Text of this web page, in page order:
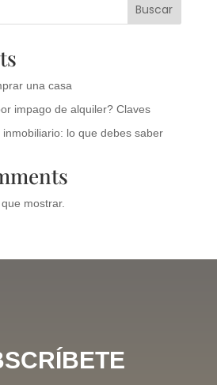
Buscar
una casa
impago de alquiler? Claves
lo que debes saber
mostrar.